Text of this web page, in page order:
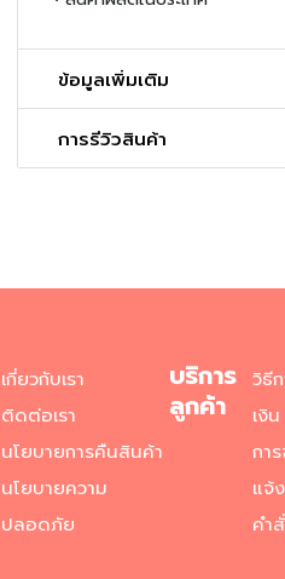
ข้อมูลเพิ่มเติม
การรีวิวสินค้า
เกี่ยวกับเรา
ติดต่อเรา
นโยบายการคืนสินค้า
นโยบายความ
ปลอดภัย
บริการ
ลูกค้า
วิธี
เงิน
กา
แจ้
คำ